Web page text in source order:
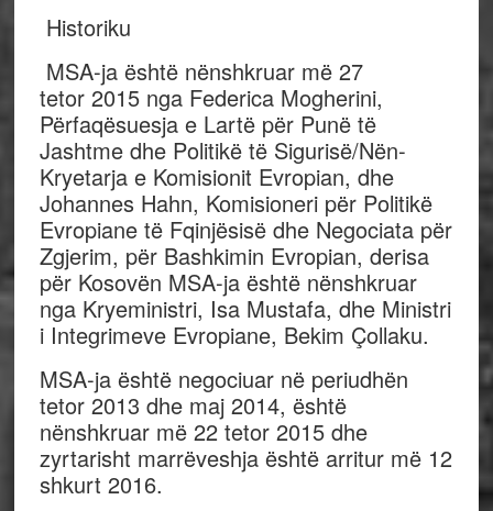
Historiku
MSA-ja është nënshkruar më 27
tetor 2015 nga Federica Mogherini,
Përfaqësuesja e Lartë për Punë të
Jashtme dhe Politikë të Sigurisë/Nën-
Kryetarja e Komisionit Evropian, dhe
Johannes Hahn, Komisioneri për Politikë
Evropiane të Fqinjësisë dhe Negociata për
Zgjerim, për Bashkimin Evropian, derisa
për Kosovën MSA-ja është nënshkruar
nga Kryeministri, Isa Mustafa, dhe Ministri
i Integrimeve Evropiane, Bekim Çollaku.
MSA-ja është negociuar në periudhën
tetor 2013 dhe maj 2014, është
nënshkruar më 22 tetor 2015 dhe
zyrtarisht marrëveshja është arritur më 12
shkurt 2016.